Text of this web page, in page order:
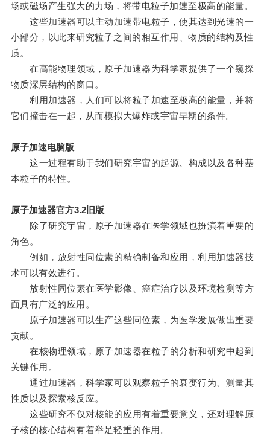
场或磁场产生强大的力场，将带电粒子加速至极高的能量。
这些加速器可以主动加速带电粒子，使其达到光速的一
小部分，以此来研究粒子之间的相互作用、物质的结构及性
质。
在高能物理领域，原子加速器为科学家提供了一个窥探
物质深层结构的窗口。
利用加速器，人们可以将粒子加速至极高的能量，并将
它们撞击在一起，从而模拟大爆炸或宇宙早期的条件。
原子加速电脑版
这一过程有助于我们研究宇宙的起源、构成以及各种基
本粒子的特性。
原子加速器官方3.2旧版
除了研究宇宙，原子加速器在医学领域也扮演着重要的
角色。
例如，放射性同位素的精确制备和应用，利用加速器技
术可以有效进行。
放射性同位素在医学影像、癌症治疗以及环境检测等方
面具有广泛的应用。
原子加速器可以生产这些同位素，为医学发展做出重要
贡献。
在核物理领域，原子加速器在粒子的分析和研究中起到
关键作用。
通过加速器，科学家可以观察粒子的衰变行为、测量其
性质以及探索核反应。
这些研究不仅对核能的应用有着重要意义，还对理解原
子核的核心结构有着举足轻重的作用。